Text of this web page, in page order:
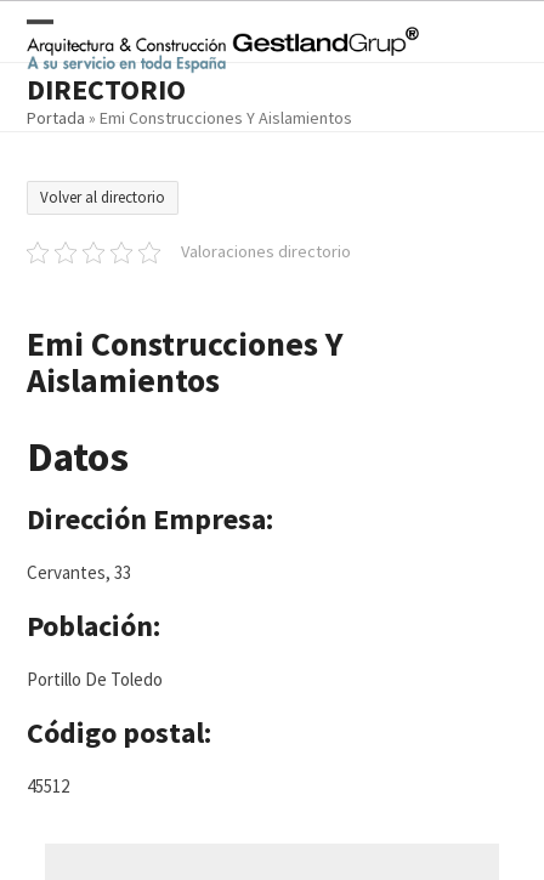
contentOpen
mobile
menu
Close
mobile
menu
DIRECTORIO
Portada »Emi Construcciones Y Aislamientos
Volver al directorio
Valoraciones directorio
Emi Construcciones Y
Aislamientos
Datos
Dirección Empresa:
Cervantes, 33
Población:
Portillo De Toledo
Código postal:
45512